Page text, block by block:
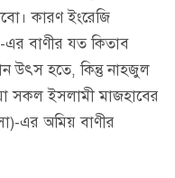
কারণ ইংরেজি
এর বাণীর যত কিতাব
উৎস হতে, কিন্তু নাহজুল
সকল ইসলামী মাজহাবের
এর অমিয় বাণীর